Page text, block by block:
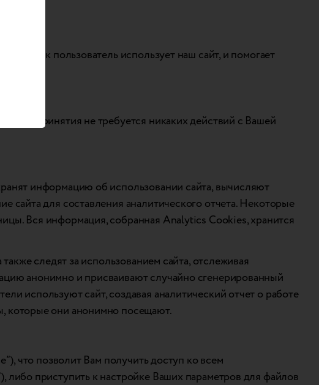
как пользователь использует наш сайт, и помогает
их принятия не требуется никаких действий с Вашей
информацию об использовании сайта, вычисляют
сайта для составления аналитического отчета. Некоторые
Вся информация, собранная Analytics Cookies, хранится
следят за использованием сайта, отслеживая
анонимно и присваивают случайно сгенерированный
используют сайт, создавая аналитический отчет о работе
которые они анонимно посещают.
что позволит Вам получить доступ ко всем
приступить к настройке Ваших параметров для файлов